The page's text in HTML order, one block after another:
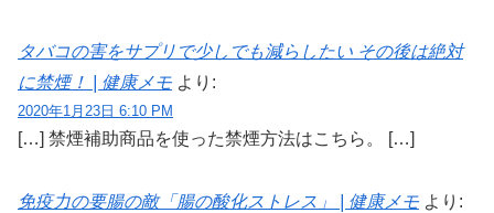
タバコの害をサプリで少しでも減らしたい その後は絶対
に禁煙！ | 健康メモ より:
2020年1月23日 6:10 PM
[…] 禁煙補助商品を使った禁煙方法はこちら。 […]
免疫力の要腸の敵「腸の酸化ストレス」 | 健康メモ より: